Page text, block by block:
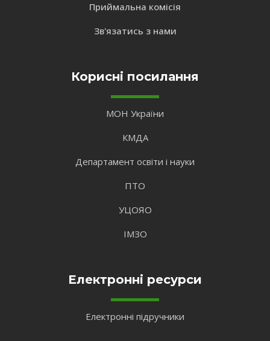
Приймальна комісія
Зв'язатись з нами
Корисні посилання
МОН України
КМДА
Департамент освіти і науки
ПТО
УЦОЯО
ІМЗО
Електронні ресурси
Електронні підручники